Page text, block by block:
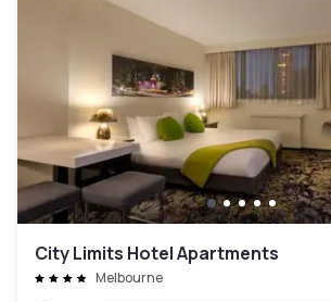
City Limits Hotel Apartments
Melbourne